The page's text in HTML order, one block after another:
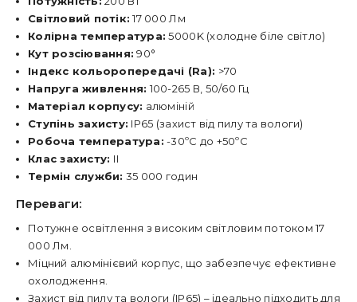
Світловий потік: 17 000 Лм
Колірна температура: 5000K (холодне біле світло)
Кут розсіювання: 90°
Індекс кольоропередачі (Ra): >70
Напруга живлення: 100-265 В, 50/60 Гц
Матеріал корпусу: алюміній
Ступінь захисту: IP65 (захист від пилу та вологи)
Робоча температура: -30ºC до +50ºC
Клас захисту: ІІ
Термін служби: 35 000 годин
Переваги:
Потужне освітлення з високим світловим потоком 17
000 Лм.
Міцний алюмінієвий корпус, що забезпечує ефективне
охолодження.
Захист від пилу та вологи (IP65) – ідеально підходить для